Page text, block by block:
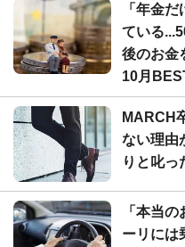
「年金
ている
後のお金
10月
MARCH
ない理由
りと叱っ
「本当
ーリには